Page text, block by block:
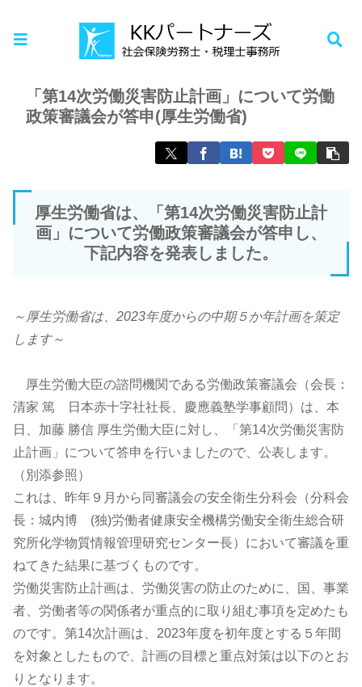
お知らせ
「第14次労働災害防止計画」について労働
政策審議会が答申(厚生労働省)
厚生労働省は、「第14次労働災害防止計
画」について労働政策審議会が答申し、
下記内容を発表しました。
～厚生労働省は、2023年度からの中期５か年計画を策定
します～
厚生労働大臣の諮問機関である労働政策審議会（会長：
清家 篤 日本赤十字社社長、慶應義塾学事顧問）は、本
日、加藤 勝信 厚生労働大臣に対し、「第14次労働災害防
止計画」について答申を行いましたので、公表します。
（別添参照）
これは、昨年９月から同審議会の安全衛生分科会（分科会
長：城内博 (独)労働者健康安全機構労働安全衛生総合研
究所化学物質情報管理研究センター長）において審議を重
ねてきた結果に基づくものです。
労働災害防止計画は、労働災害の防止のために、国、事業
者、労働者等の関係者が重点的に取り組む事項を定めたも
のです。第14次計画は、2023年度を初年度とする５年間
を対象としたもので、計画の目標と重点対策は以下のとお
りとなります。